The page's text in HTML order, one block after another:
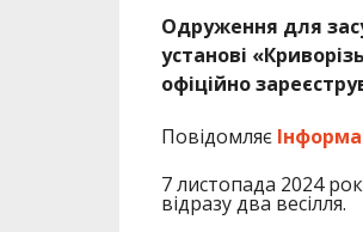
Одруження для
установі
офіційно
Повідомляє
7 листопада 2024
відразу два весілля.